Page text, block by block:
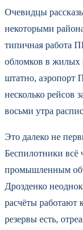
Очевидцы
некоторыми
типичная работа
обломков в жилых
штатно, аэропорт
несколько рейсов
восьми утра
Это далеко не
Беспилотники всё
промышленным
Дрозденко
расчёты работают
резервы есть,